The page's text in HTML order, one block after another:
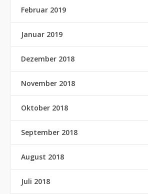
Februar 2019
Januar 2019
Dezember 2018
November 2018
Oktober 2018
September 2018
August 2018
Juli 2018